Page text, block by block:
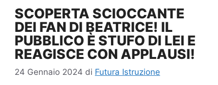
SCOPERTA SCIOCCANTE
DEI FAN DI BEATRICE! IL
PUBBLICO È STUFO DI LEI E
REAGISCE CON APPLAUSI!
24 Gennaio 2024 di Futura Istruzione